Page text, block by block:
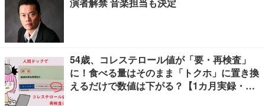
54歳、コレステロール値が「要・再検査」
に！食べる量はそのまま「トクホ」に置き換
えるだけで数値は下がる？【1カ月実録・ビ